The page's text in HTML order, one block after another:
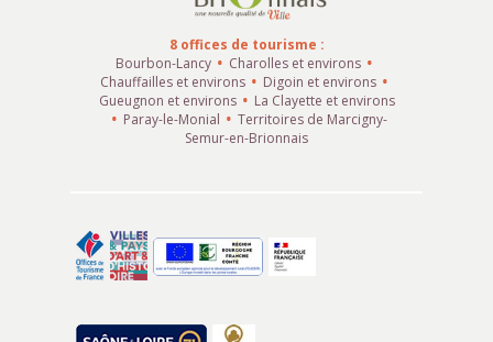
8 offices de tourisme :
Bourbon-Lancy
Charolles et environs
Chauffailles et environs
Digoin et environs
Gueugnon et environs
La Clayette et environs
Paray-le-Monial
Territoires de Marcigny-
Semur-en-Brionnais